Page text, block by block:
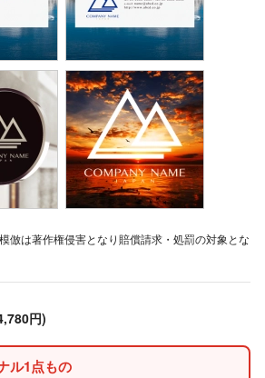
倣は著作権侵害となり賠償請求・処罰の対象とな
円)
ル1点もの